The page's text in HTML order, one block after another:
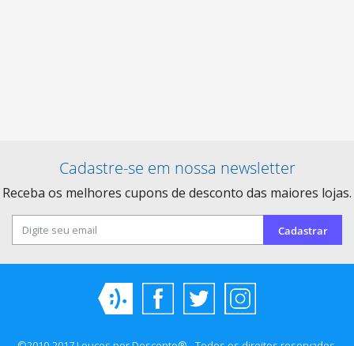
Cadastre-se em nossa newsletter
Receba os melhores cupons de desconto das maiores lojas.
Cadastrar